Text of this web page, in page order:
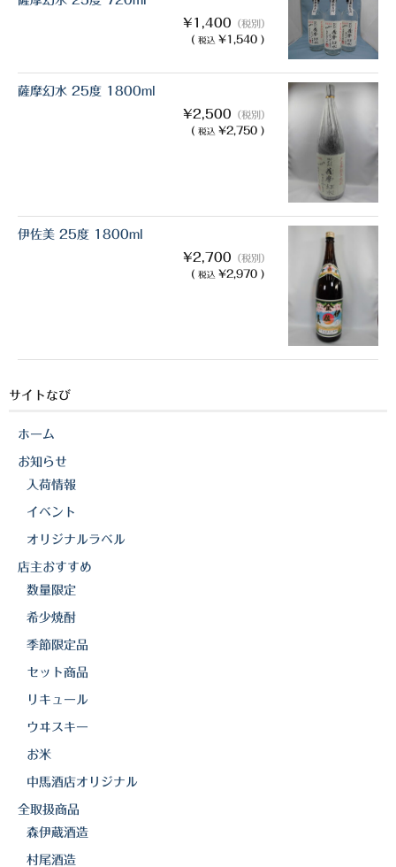
¥1,400 （税別）
( 税込 ¥1,540 )
薩摩幻水 25度 1800ml
¥2,500 （税別）
( 税込 ¥2,750 )
伊佐美 25度 1800ml
¥2,700 （税別）
( 税込 ¥2,970 )
サイトなび
ホーム
お知らせ
入荷情報
イベント
オリジナルラベル
店主おすすめ
数量限定
希少焼酎
季節限定品
セット商品
リキュール
ウヰスキー
お米
中馬酒店オリジナル
全取扱商品
森伊蔵酒造
村尾酒造